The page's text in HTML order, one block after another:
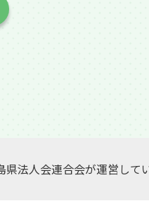
法人会連合会が運営して